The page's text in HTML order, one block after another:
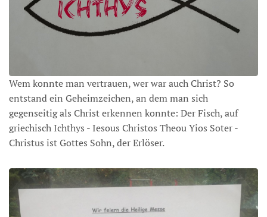
Wem konnte man vertrauen, wer war auch Christ? So
entstand ein Geheimzeichen, an dem man sich
gegenseitig als Christ erkennen konnte: Der Fisch, auf
griechisch Ichthys - Iesous Christos Theou Yios Soter -
Christus ist Gottes Sohn, der Erlöser.